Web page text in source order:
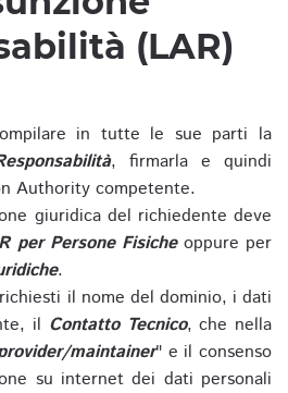
(LAR)
in tutte le sue parti la
, firmarla e quindi
Authority competente.
giuridica del richiedente deve
per Persone Fisicheoppure per
.
il nome del dominio, i dati
il Contatto Tecnico, che nella
maintainer" e il consenso
su internet dei dati personali